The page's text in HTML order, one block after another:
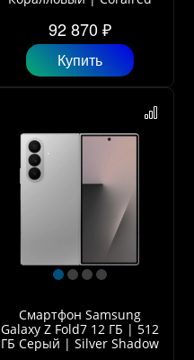
92 870 ₽
Купить
Смартфон Samsung
Galaxy Z Fold7 12 ГБ | 512
ГБ Серый | Silver Shadow